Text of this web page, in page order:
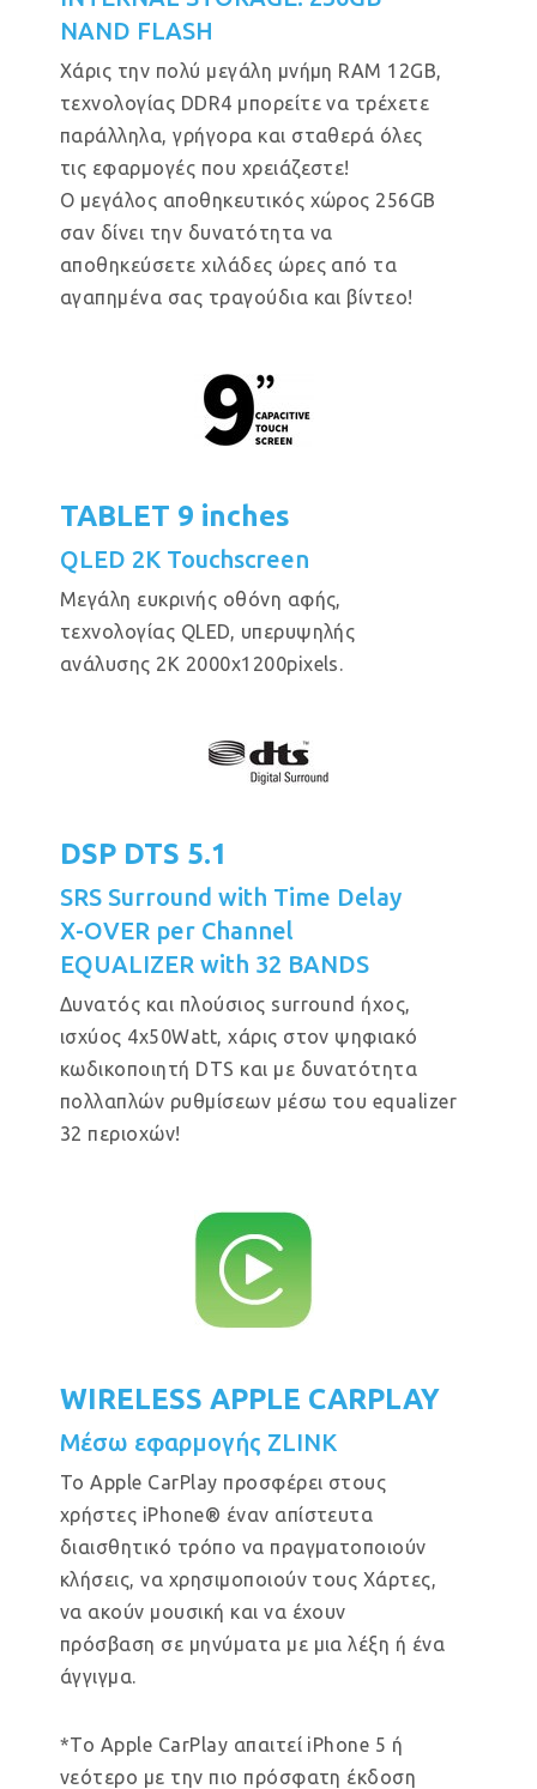
NAND FLASH
Χάρις την πολύ μεγάλη μνήμη RAM 12GB,
τεχνολογίας DDR4 μπορείτε να τρέχετε
παράλληλα, γρήγορα και σταθερά όλες
τις εφαρμογές που χρειάζεστε!
Ο μεγάλος αποθηκευτικός χώρος 256GB
σαν δίνει την δυνατότητα να
αποθηκεύσετε χιλάδες ώρες από τα
αγαπημένα σας τραγούδια και βίντεο!
TABLET 9 inches
QLED 2K Touchscreen
Μεγάλη ευκρινής οθόνη αφής,
τεχνολογίας QLED, υπερυψηλής
ανάλυσης 2Κ 2000x1200pixels.
DSP DTS 5.1
SRS Surround with Time Delay
X-OVER per Channel
EQUALIZER with 32 BANDS
Δυνατός και πλούσιος surround ήχος,
ισχύος 4x50Watt, χάρις στον ψηφιακό
κωδικοποιητή DTS και με δυνατότητα
πολλαπλών ρυθμίσεων μέσω του equalizer
32 περιοχών!
WIRELESS APPLE CARPLAY
Μέσω εφαρμογής ZLINK
Το Apple CarPlay προσφέρει στους
χρήστες iPhone® έναν απίστευτα
διαισθητικό τρόπο να πραγματοποιούν
κλήσεις, να χρησιμοποιούν τους Χάρτες,
να ακούν μουσική και να έχουν
πρόσβαση σε μηνύματα με μια λέξη ή ένα
άγγιγμα.
*Το Apple CarPlay απαιτεί iPhone 5 ή
νεότερο με την πιο πρόσφατη έκδοση